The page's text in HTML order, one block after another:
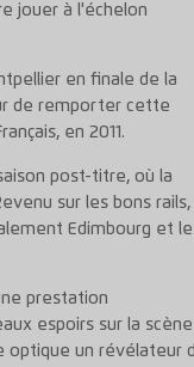
jouer à l'échelon
en finale de la
de remporter cette
en 2011.
post-titre, où la
sur les bons rails,
Edimbourg et
prestation
espoirs sur la scène
optique un révélateur